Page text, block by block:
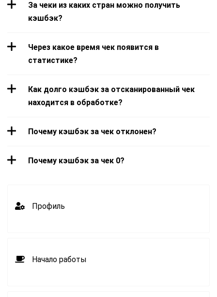
За чеки из каких стран можно получить
кэшбэк?
Через какое время чек появится в
статистике?
Как долго кэшбэк за отсканированный чек
находится в обработке?
Почему кэшбэк за чек отклонен?
Почему кэшбэк за чек 0?
Профиль
Начало работы